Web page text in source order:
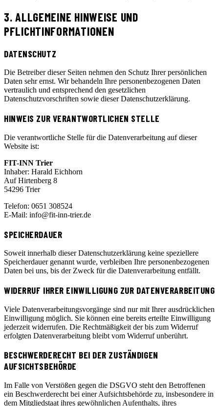
3. ALLGEMEINE HINWEISE UND
PFLICHTINFORMATIONEN
DATENSCHUTZ
Die Betreiber dieser Seiten nehmen den Schutz Ihrer persönlichen
Daten sehr ernst. Wir behandeln Ihre personenbezogenen Daten
vertraulich und entsprechend den gesetzlichen
Datenschutzvorschriften sowie dieser Datenschutzerklärung.
HINWEIS ZUR VERANTWORTLICHEN STELLE
Die verantwortliche Stelle für die Datenverarbeitung auf dieser
Website ist:
FIT-INN Trier
Inhaber: Harald Eichhorn
Auf Hirtenberg 8
54296 Trier
Telefon: 0651 308524
E-Mail: info@fit-inn-trier.de
SPEICHERDAUER
Soweit innerhalb dieser Datenschutzerklärung keine speziellere
Speicherdauer genannt wurde, verbleiben Ihre personenbezogenen
Daten bei uns, bis der Zweck für die Datenverarbeitung entfällt.
WIDERRUF IHRER EINWILLIGUNG ZUR DATENVERARBEITUNG
Viele Datenverarbeitungsvorgänge sind nur mit Ihrer ausdrücklichen
Einwilligung möglich. Sie können eine bereits erteilte Einwilligung
jederzeit widerrufen. Die Rechtmäßigkeit der bis zum Widerruf
erfolgten Datenverarbeitung bleibt vom Widerruf unberührt.
BESCHWERDERECHT BEI DER ZUSTÄNDIGEN
AUFSICHTSBEHÖRDE
Im Falle von Verstößen gegen die DSGVO steht den Betroffenen
ein Beschwerderecht bei einer Aufsichtsbehörde zu, insbesondere in
dem Mitgliedstaat ihres gewöhnlichen Aufenthalts, ihres